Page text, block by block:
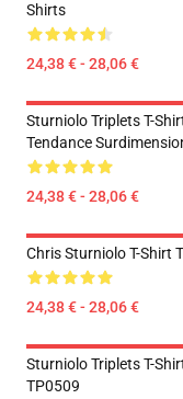
Shirts
24,38 € - 28,06 €
Sturniolo Triplets T-
Tendance
24,38 € - 28,06 €
Chris Sturniolo T-Shirt
24,38 € - 28,06 €
Sturniolo Triplets T-
TP0509